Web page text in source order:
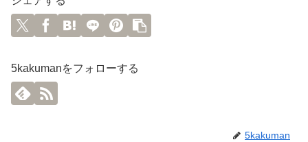
5kakumanをフォローする
5kakuman